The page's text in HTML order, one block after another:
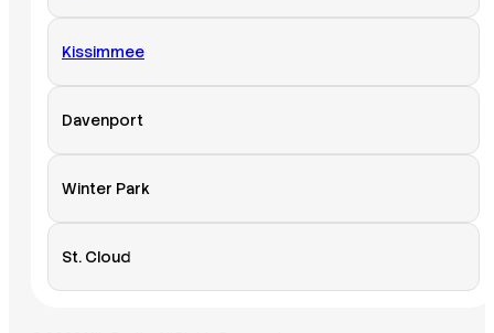
Kissimmee
Davenport
Winter Park
St. Cloud